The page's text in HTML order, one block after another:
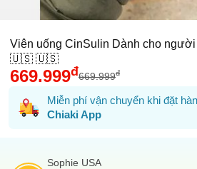
Viên uống CinSulin Dành cho
🇺🇸 🇺🇸
669.999đ669.999đ
Miễn phí vận chuyển khi đặt
Chiaki App
Sophie USA